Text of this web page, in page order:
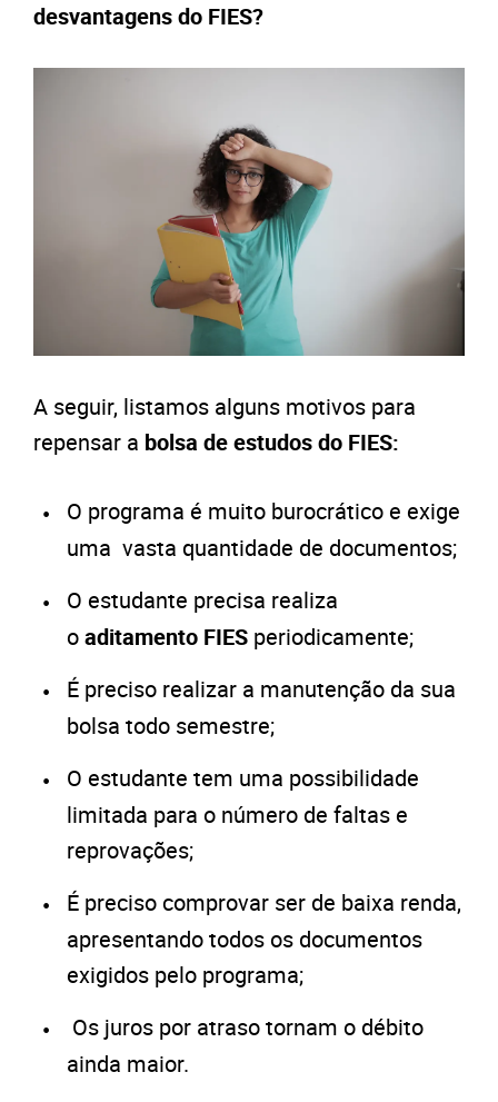
desvantagens do FIES?
A seguir, listamos alguns motivos para
repensar a bolsa de estudos do FIES:
O programa é muito burocrático e exige
uma vasta quantidade de documentos;
O estudante precisa realiza
oaditamento FIES periodicamente;
É preciso realizar a manutenção da sua
bolsa todo semestre;
O estudante tem uma possibilidade
limitada para o número de faltas e
reprovações;
É preciso comprovar ser de baixa renda,
apresentando todos os documentos
exigidos pelo programa;
Os juros por atraso tornam o débito
ainda maior.